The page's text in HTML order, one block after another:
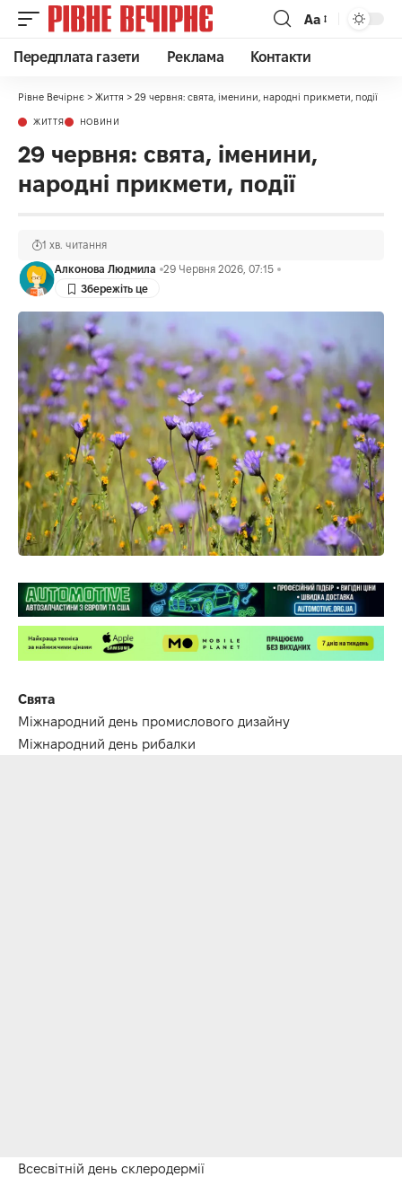
Аа
Передплата газети Реклама Контакти
Рівне Вечірнє > Життя > 29 червня: свята, іменини, народні прикмети, події
ЖИТТЯ НОВИНИ
29 червня: свята, іменини,
народні прикмети, події
Алконова Людмила 29 Червня 2026, 07:15
1 хв. читання
Свята
Міжнародний день промислового дизайну
Міжнародний день рибалки
Всесвітній день склеродермії